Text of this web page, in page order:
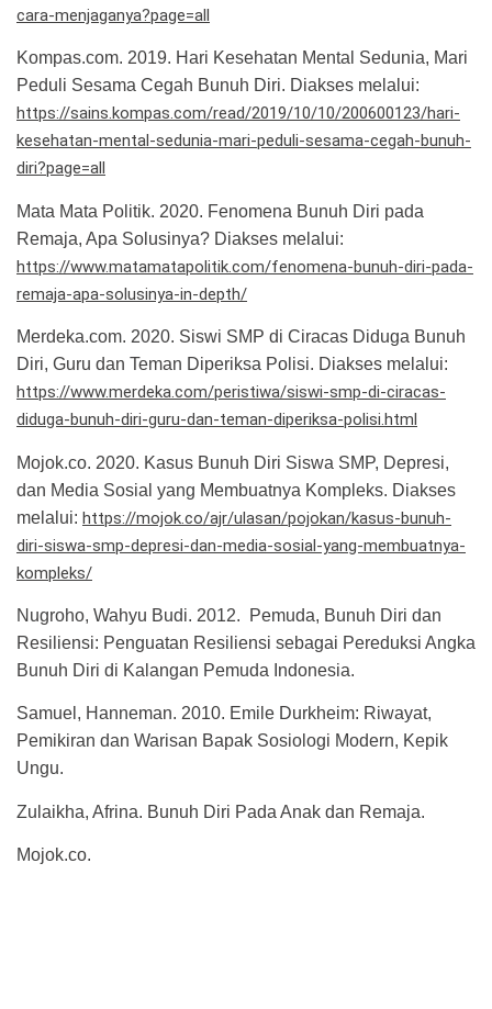
cara-menjaganya?page=all
Kompas.com. 2019. Hari Kesehatan Mental Sedunia, Mari
Peduli Sesama Cegah Bunuh Diri. Diakses melalui:
https://sains.kompas.com/read/2019/10/10/200600123/hari-
kesehatan-mental-sedunia-mari-peduli-sesama-cegah-bunuh-
diri?page=all
Mata Mata Politik. 2020. Fenomena Bunuh Diri pada
Remaja, Apa Solusinya? Diakses melalui:
https://www.matamatapolitik.com/fenomena-bunuh-diri-pada-
remaja-apa-solusinya-in-depth/
Merdeka.com. 2020. Siswi SMP di Ciracas Diduga Bunuh
Diri, Guru dan Teman Diperiksa Polisi. Diakses melalui:
https://www.merdeka.com/peristiwa/siswi-smp-di-ciracas-
diduga-bunuh-diri-guru-dan-teman-diperiksa-polisi.html
Mojok.co. 2020. Kasus Bunuh Diri Siswa SMP, Depresi,
dan Media Sosial yang Membuatnya Kompleks. Diakses
melalui: https://mojok.co/ajr/ulasan/pojokan/kasus-bunuh-
diri-siswa-smp-depresi-dan-media-sosial-yang-membuatnya-
kompleks/
Nugroho, Wahyu Budi. 2012. Pemuda, Bunuh Diri dan
Resiliensi: Penguatan Resiliensi sebagai Pereduksi Angka
Bunuh Diri di Kalangan Pemuda Indonesia.
Samuel, Hanneman. 2010. Emile Durkheim: Riwayat,
Pemikiran dan Warisan Bapak Sosiologi Modern, Kepik
Ungu.
Zulaikha, Afrina. Bunuh Diri Pada Anak dan Remaja.
Mojok.co.